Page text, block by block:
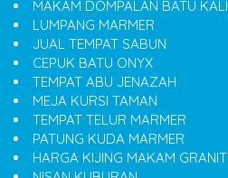
MAKAM DOMPALAN BATU KALI
LUMPANG MARMER
JUAL TEMPAT SABUN
CEPUK BATU ONYX
TEMPAT ABU JENAZAH
MEJA KURSI TAMAN
TEMPAT TELUR MARMER
PATUNG KUDA MARMER
HARGA KIJING MAKAM GRANIT